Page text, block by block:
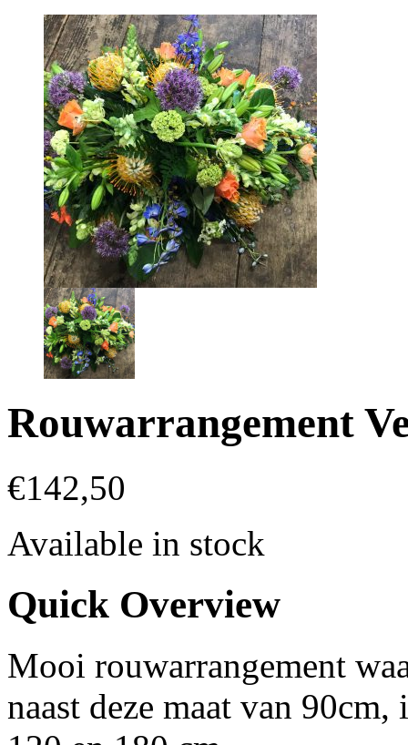
Rouwarrangement
€142,50
Available in stock
Quick Overview
Mooi rouwarrangement
naast deze maat van